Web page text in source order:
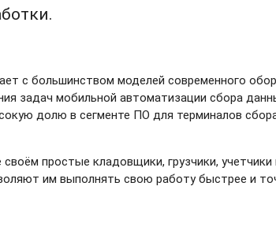
с большинством моделей современного
задач мобильной автоматизации сбора
долю в сегменте ПО для терминалов
простые кладовщики, грузчики,
им выполнять свою работу быстрее и